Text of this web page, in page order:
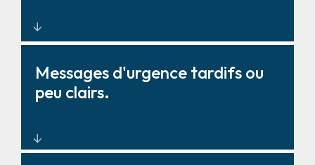
Plateformes de communication
unifiées avec contrôle centralisé
Messages d'urgence tardifs ou
peu clairs.